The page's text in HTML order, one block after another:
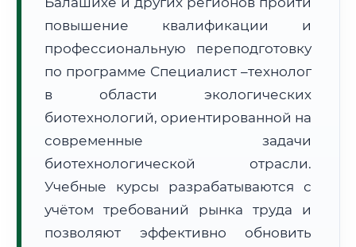
Расчет логистики оригиналов:
• Маршрут транзита:~2 790 км
повышение квалификации и
профессиональную переподготовку
по программе Специалист –технолог
в области экологических
биотехнологий, ориентированной на
современные задачи
биотехнологической отрасли.
Учебные курсы разрабатываются с
учётом требований рынка труда и
позволяют эффективно обновить